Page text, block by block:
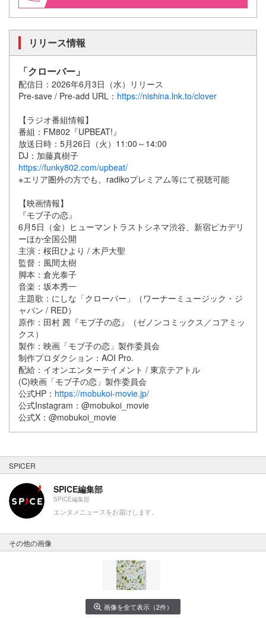
リリース情報
「クローバー」
配信日：2026年6月3日（水）リリース
Pre-save / Pre-add URL： https://nishina.lnk.to/clover
【ラジオ番組情報】
番組：FM802『UPBEAT!』
放送日時：5月26日（火）11:00～14:00
DJ：加藤真樹子
https://funky802.com/upbeat/
※エリア圏外の方でも、radikoプレミアム等にて視聴可能
【映画情報】
『モブ子の恋』
6月5日（金）ヒューマントラストシネマ渋谷、新宿ピカデリ
ーほか全国公開
主演：桜田ひより / 木戸大聖
監督：風間太樹
脚本：倉光泰子
音楽：坂本秀一
主題歌：にしな「クローバー」（ワーナーミュージック・ジ
ャパン / RED）
原作：田村 茜『モブ子の恋』（ゼノンコミックス／コアミッ
クス）
製作：映画「モブ子の恋」製作委員会
制作プロダクション：AOI Pro.
配給：イオンエンターテイメント / 東京テアトル
(C)映画「モブ子の恋」製作委員会
公式HP： https://mobukoi-movie.jp/
公式Instagram：@mobukoi_movie
公式X：@mobukoi_movie
SPICER
SPICE編集部
SPICE編集部
エンタメニュースをお届けします。
その他の画像
画像を全て表示（2件）